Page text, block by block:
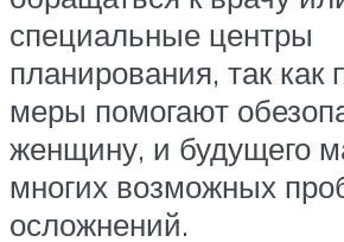
специальные центры
планирования, так как
меры помогают
женщину, и будущего
многих возможных
осложнений.